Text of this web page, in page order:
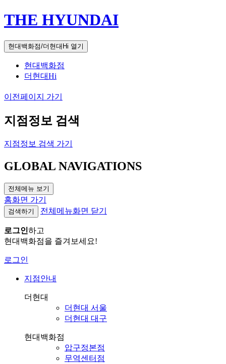
THE HYUNDAI
현대백화점/더현대Hi 열기
현대백화점
더현대Hi
이전페이지 가기
지점정보 검색
지점정보 검색 가기
GLOBAL NAVIGATIONS
전체메뉴 보기
홈화면 가기
검색하기 전체메뉴화면 닫기
로그인하고
현대백화점을 즐겨보세요!
로그인
지점안내
더현대
더현대 서울
더현대 대구
현대백화점
압구정본점
무역센터점